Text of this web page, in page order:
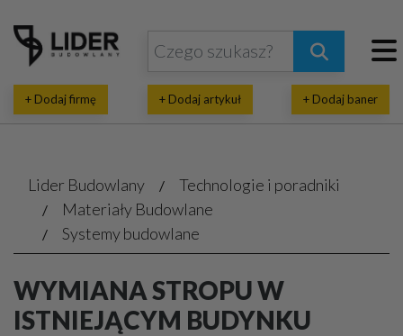
+ Dodaj firmę + Dodaj artykuł + Dodaj baner
Lider Budowlany
Technologie i poradniki
Materiały Budowlane
Systemy budowlane
WYMIANA STROPU W
ISTNIEJĄCYM BUDYNKU